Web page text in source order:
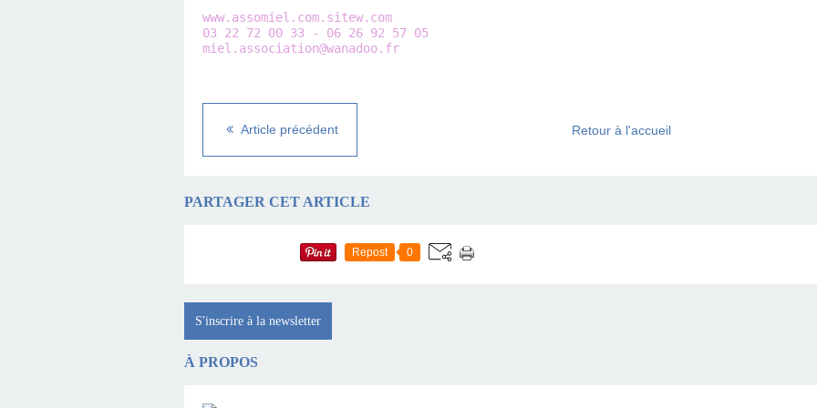
www.assomiel.com.sitew.com
03 22 72 00 33 - 06 26 92 57 05
miel.association@wanadoo.fr
Article précédent Retour à l'accueil
PARTAGER CET ARTICLE
Repost 0
S'inscrire à la newsletter
À PROPOS